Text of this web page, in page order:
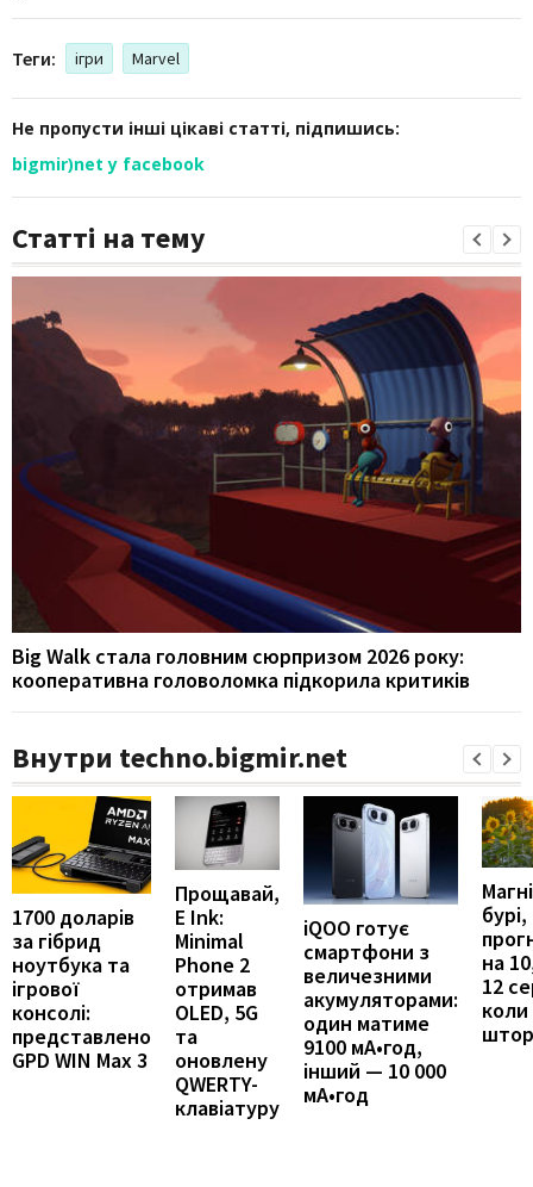
Теги: ігри Marvel
Не пропусти інші цікаві статті, підпишись:
bigmir)net у facebook
Статті на тему
Big Walk стала головним сюрпризом 2026 року:
кооперативна головоломка підкорила критиків
Внутри techno.bigmir.net
1700 доларів
за гібрид
ноутбука та
ігрової
консолі:
представлено
GPD WIN Max 3
Прощавай,
E Ink:
Minimal
Phone 2
отримав
OLED, 5G
та
оновлену
QWERTY-
клавіатуру
iQOO готує
смартфони з
величезними
акумуляторами:
один матиме
9100 мА•год,
інший — 10 000
мА•год
бурі,
на
12